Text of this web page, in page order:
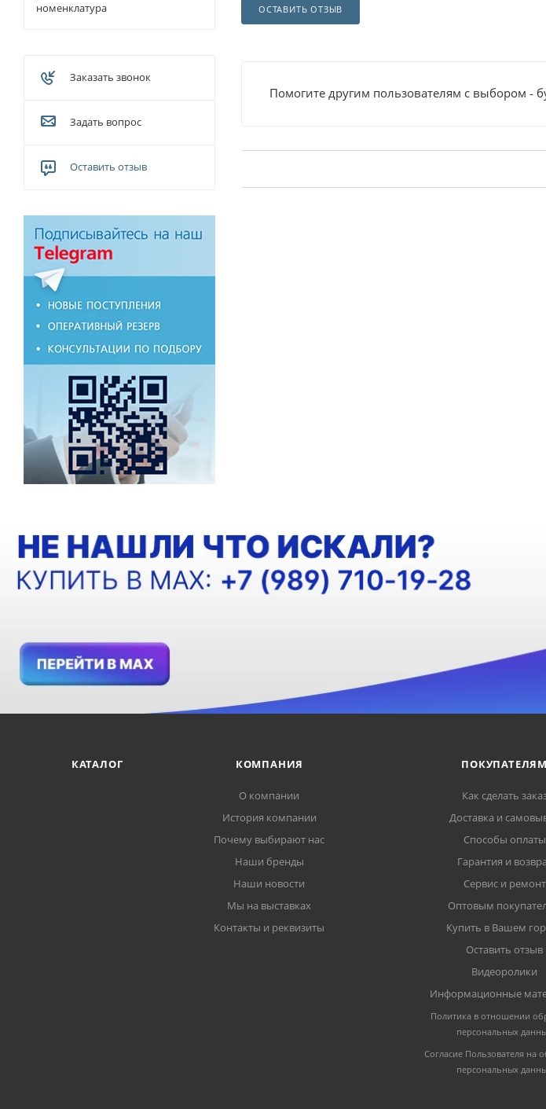
ОСТАВИТЬ ОТЗЫВ
Помогите другим пользователям с выбором -
номенклатура
Заказать звонок
Задать вопрос
Оставить отзыв
КАТАЛОГ КОМПАНИЯ
О компании
История компании
Почему выбирают нас
Наши бренды
Наши новости
Мы на выставках
Контакты и реквизиты
ПОКУПАТЕЛЯМ
Как сделать
Доставка и
Способы оплаты
Гарантия и
Сервис и ремонт
Оптовым
Купить в Вашем
Оставить отзыв
Видеоролики
Информационные
Политика в отношении
персональных
Согласие Пользователя на
персональных